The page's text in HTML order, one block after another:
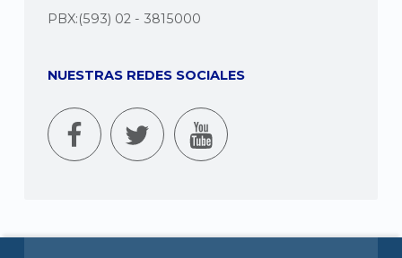
PBX:(593) 02 - 3815000
NUESTRAS REDES SOCIALES